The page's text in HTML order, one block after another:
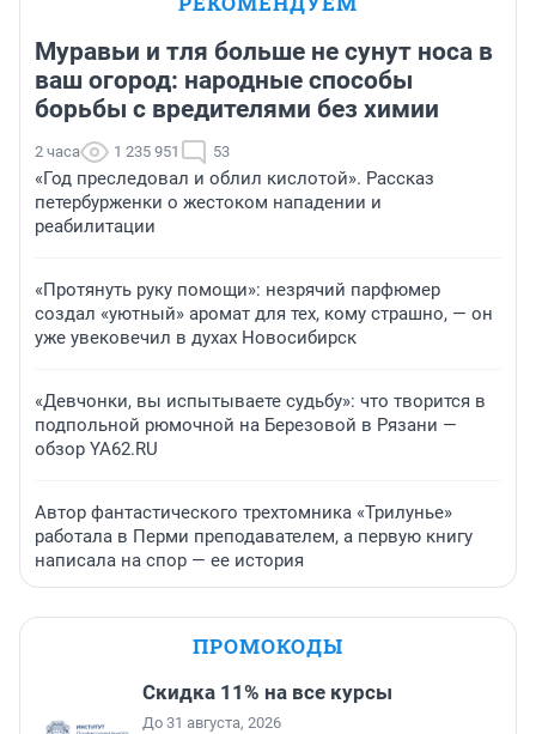
Муравьи и тля больше не сунут носа в
ваш огород: народные способы
борьбы с вредителями без химии
2 часа 1 235 951 53
«Год преследовал и облил кислотой». Рассказ
петербурженки о жестоком нападении и
реабилитации
«Протянуть руку помощи»: незрячий парфюмер
создал «уютный» аромат для тех, кому страшно, — он
уже увековечил в духах Новосибирск
«Девчонки, вы испытываете судьбу»: что творится в
подпольной рюмочной на Березовой в Рязани —
обзор YA62.RU
Автор фантастического трехтомника «Трилунье»
работала в Перми преподавателем, а первую книгу
написала на спор — ее история
ПРОМОКОДЫ
Скидка 11% на все курсы
До 31 августа, 2026